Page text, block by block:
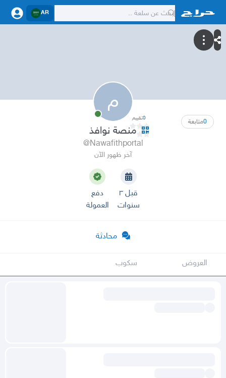
AR
م
0متابعة 0تقييم
منصة نوافذ
@Nawafithportal
آخر ظهور الآن
قبل ٣
سنوات
دفع
العمولة
محادثة
العروض سكوب